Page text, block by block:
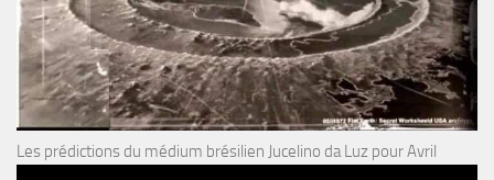
Les prédictions du médium brésilien Jucelino da Luz pour Avril